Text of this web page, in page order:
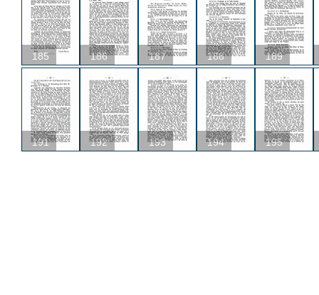
185 186 187 188 189
191 192 193 194 195